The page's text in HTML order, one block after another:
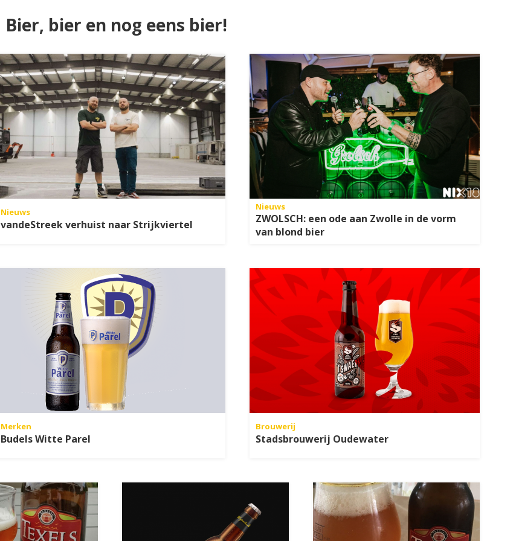
Bier, bier en nog eens bier!
Nieuws
vandeStreek verhuist naar Strijkviertel
Nieuws
ZWOLSCH: een ode aan Zwolle in de vorm
van blond bier
Merken
Budels Witte Parel
Brouwerij
Stadsbrouwerij Oudewater